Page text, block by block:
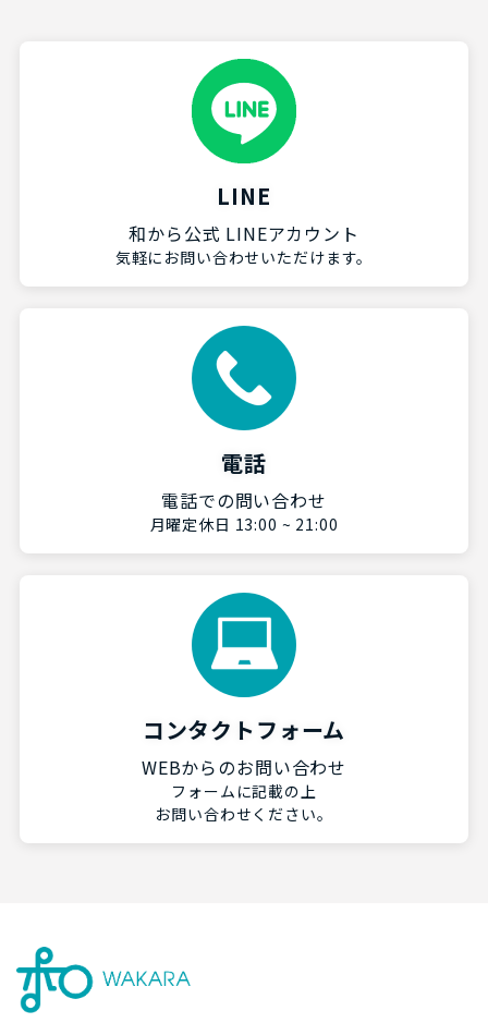
LINE
和から公式 LINEアカウント
気軽にお問い合わせいただけます。
電話
電話での問い合わせ
月曜定休日 13:00 ~ 21:00
コンタクトフォーム
WEBからのお問い合わせ
フォームに記載の上
お問い合わせください。